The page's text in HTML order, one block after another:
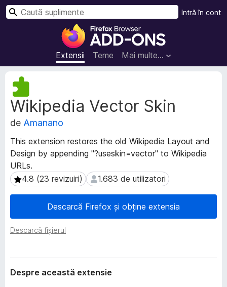
S
u
p
l
e
n
e
p
n
t
u
e
Extensii Teme Mai multe…
Intră în cont
C
Wikipedia Vector Skin
de Amanano
This extension restores the old Wikipedia Layout and
Design by appending "?useskin=vector" to Wikipedia
URLs.
4.8 (23 revizuiri)
4.8 (23 revizuiri) 1.683 de utilizatori
1.683 de utilizatori
Descarcă Firefox și obține extensia
Descarcă fișierul
M
e
t
a
d
t
e
e
x
t
e
s
i
Despre această extensie